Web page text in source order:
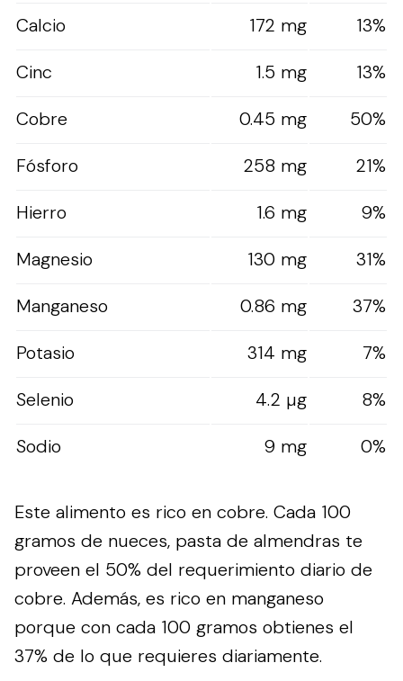
Calcio
172 mg
13%
Cinc
1.5 mg
13%
Cobre
0.45 mg
50%
Fósforo
258 mg
21%
Hierro
1.6 mg
9%
Magnesio
130 mg
31%
Manganeso
0.86 mg
37%
Potasio
314 mg
7%
Selenio
4.2 µg
8%
Sodio
9 mg 0%
Este alimento es rico en cobre. Cada 100
gramos de nueces, pasta de almendras te
proveen el 50% del requerimiento diario de
cobre. Además, es rico en manganeso
porque con cada 100 gramos obtienes el
37% de lo que requieres diariamente.